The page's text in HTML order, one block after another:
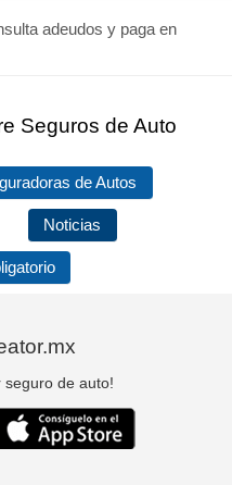
adeudos y paga en
Seguros de Auto
de Autos
Noticias
seguro de auto!